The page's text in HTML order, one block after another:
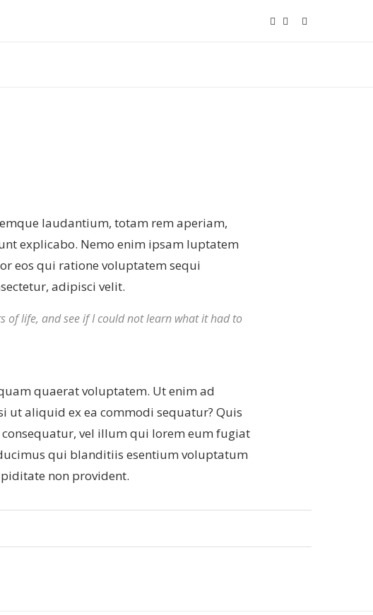
laudantium, totam rem aperiam,
explicabo. Nemo enim ipsam luptatem
eos qui ratione voluptatem sequi
adipisci velit.
of life, and see if I could not learn what it had to
quaerat voluptatem. Ut enim ad
aliquid ex ea commodi sequatur? Quis
vel illum qui lorem eum fugiat
qui blanditiis esentium voluptatum
non provident.